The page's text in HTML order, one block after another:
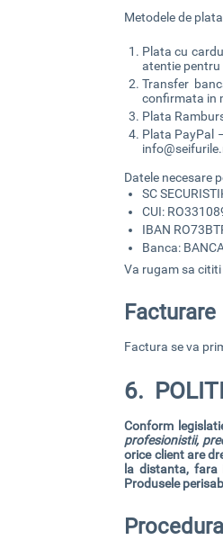
Metodele de
Plata cu
atentie
Transfer
confirmata in
Plata
Plata PayPal
Datele necesare
SC
CUI:
IBAN
Banca:
Va rugam sa
Facturare
Factura se va
6.
Conform
profesionistii,
orice client are
la distanta, fara
Produsele